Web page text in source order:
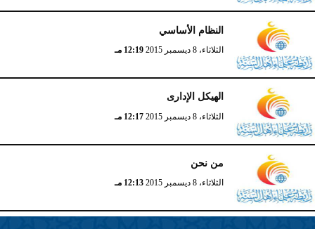
النظام الأساسي
الثلاثاء، 8 ديسمبر 2015 12:19 مـ
الهيكل الإدارى
الثلاثاء، 8 ديسمبر 2015 12:17 مـ
من نحن
الثلاثاء، 8 ديسمبر 2015 12:13 مـ